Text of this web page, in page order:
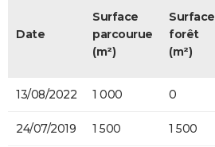
Date
Surface
parcourue
(m²)
Surface
forêt
(m²)
13/08/2022 1 000 0
24/07/2019 1 500 1 500